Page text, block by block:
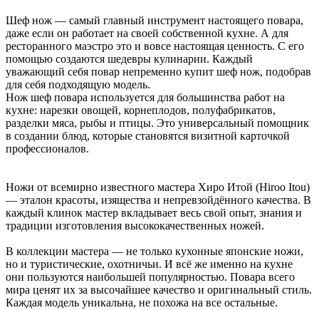
Шеф нож — самый главный инструмент настоящего повара,
даже если он работает на своей собственной кухне. А для
ресторанного маэстро это и вовсе настоящая ценность. С его
помощью создаются шедевры кулинарии. Каждый
уважающий себя повар непременно купит шеф нож, подобрав
для себя подходящую модель.
Нож шеф повара используется для большинства работ на
кухне: нарезки овощей, корнеплодов, полуфабрикатов,
разделки мяса, рыбы и птицы. Это универсальный помощник
в создании блюд, которые становятся визитной карточкой
профессионалов.
Ножи от всемирно известного мастера Хиро Итой (Hiroo Itou)
— эталон красоты, изящества и непревзойдённого качества. В
каждый клинок мастер вкладывает весь свой опыт, знания и
традиции изготовления высококачественных ножей.
В коллекции мастера — не только кухонные японские ножи,
но и туристические, охотничьи. И всё же именно на кухне
они пользуются наибольшей популярностью. Повара всего
мира ценят их за высочайшее качество и оригинальный стиль.
Каждая модель уникальна, не похожа на все остальные.